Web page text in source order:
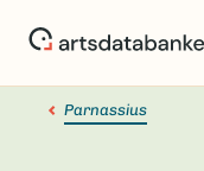
Parnassius